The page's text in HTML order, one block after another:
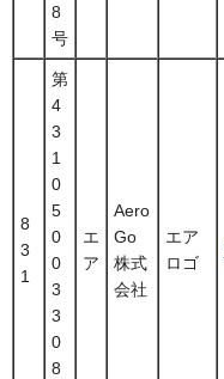
8
号
8
3
1
第
4
3
1
0
5
0
0
3
3
0
8
エ
ア
Aero
Go
株式
会社
エア
ロゴ